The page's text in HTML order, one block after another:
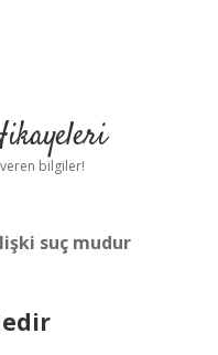
bilgiler!
suç mudur